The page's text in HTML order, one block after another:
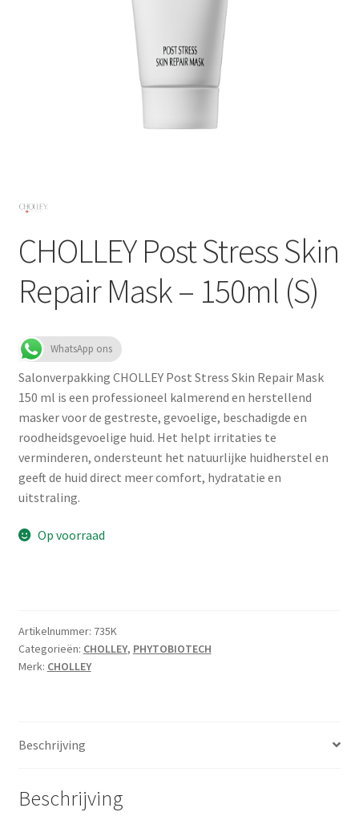
SALON BENODIGDHEDEN
CHOLLEY Post Stress Skin
Repair Mask – 150ml (S)
WhatsApp ons
Salonverpakking CHOLLEY Post Stress Skin Repair Mask
150 ml is een professioneel kalmerend en herstellend
masker voor de gestreste, gevoelige, beschadigde en
roodheidsgevoelige huid. Het helpt irritaties te
verminderen, ondersteunt het natuurlijke huidherstel en
geeft de huid direct meer comfort, hydratatie en
uitstraling.
Op voorraad
Artikelnummer: 735K
Categorieën: CHOLLEY, PHYTOBIOTECH
Merk: CHOLLEY
Beschrijving
Beschrijving